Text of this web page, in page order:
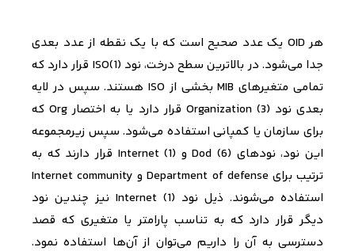
هر OID یک عدد صحیح است که با یک نقطه از عدد بعدی
جدا می‌­شود. در بالاترین سطح درخت، نود ISO(1) قرار دارد که
تمامی متغیرهای MIBبخشی از ISOهستند. سپس در لایه
بعدی نود Organization (3) قرار دارد یا به اختصار Orgکه
برای سازمان یا کمپانی استفاده می‌­شود. سپس زیرمجموعه
این نود، نودهای Dod (6)و Internet (1) قرار دارند که به
ترتیب برای Department of defenseو Internet community
استفاده می‌­شوند. ذیل نود Internet (1) نیز چندین نود
دیگر قرار دارد که به تناسب پارامتر یا متغیری که قصد
دسترسی به آن را داریم می­‌توان از آن‌­ها استفاده نمود.